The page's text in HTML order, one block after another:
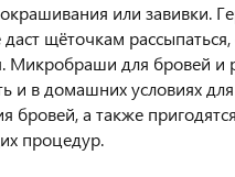
или завивки.
щёточкам рассыпаться,
Микробраши для бровей
и в домашних условиях
бровей, а также
процедур.